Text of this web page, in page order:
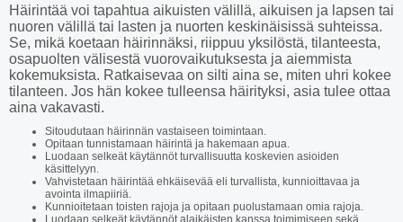
Häirintää voi tapahtua aikuisten välillä, aikuisen ja lapsen tai
nuoren välillä tai lasten ja nuorten keskinäisissä suhteissa.
Se, mikä koetaan häirinnäksi, riippuu yksilöstä, tilanteesta,
osapuolten välisestä vuorovaikutuksesta ja aiemmista
kokemuksista. Ratkaisevaa on silti aina se, miten uhri kokee
tilanteen. Jos hän kokee tulleensa häirityksi, asia tulee ottaa
aina vakavasti.
Sitoudutaan häirinnän vastaiseen toimintaan.
Opitaan tunnistamaan häirintä ja hakemaan apua.
Luodaan selkeät käytännöt turvallisuutta koskevien asioiden
käsittelyyn.
Vahvistetaan häirintää ehkäisevää eli turvallista, kunnioittavaa ja
avointa ilmapiiriä.
Kunnioitetaan toisten rajoja ja opitaan puolustamaan omia rajoja.
Luodaan selkeät käytännöt alaikäisten kanssa toimimiseen sekä